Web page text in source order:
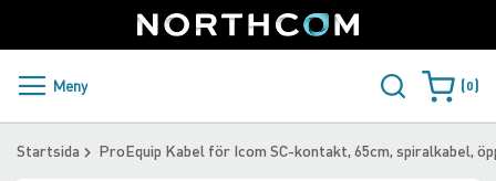
to
Content
Sweden
PRODUKTER OCH LÖSNINGAR
Meny Varukorgen
0
Startsida ProEquip Kabel för Icom SC-kontakt, 65cm, spiralkabel,